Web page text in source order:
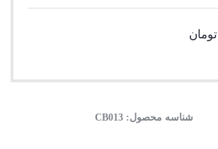
تومان
شناسه محصول: CB013